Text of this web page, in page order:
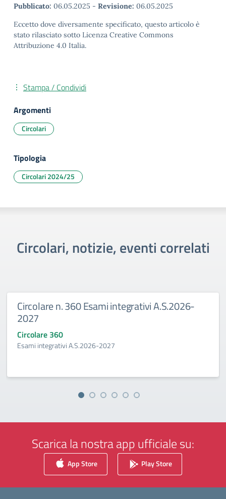
Pubblicato: 06.05.2025 - Revisione: 06.05.2025
Eccetto dove diversamente specificato, questo articolo è
stato rilasciato sotto Licenza Creative Commons
Attribuzione 4.0 Italia.
Stampa / Condividi
Argomenti
Circolari
Tipologia
Circolari 2024/25
Circolari, notizie, eventi correlati
n. 360 Esami integrativi A.S.2026-
360
integrativi A.S.2026-2027
Scarica la nostra app ufficiale su:
App Store Play Store